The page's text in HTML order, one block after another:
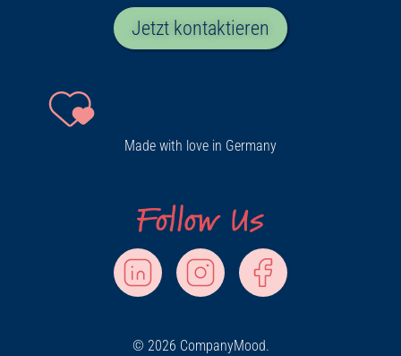
Jetzt kontaktieren
Made with love in Germany
© 2026 CompanyMood.